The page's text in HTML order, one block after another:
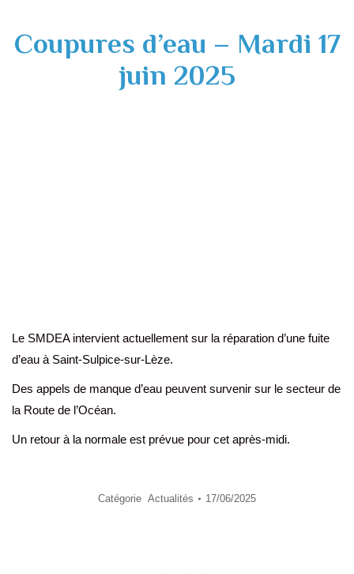
Coupures d’eau – Mardi 17
juin 2025
Le SMDEA intervient actuellement sur la réparation d’une fuite
d’eau à Saint-Sulpice-sur-Lèze.
Des appels de manque d’eau peuvent survenir sur le secteur de
la Route de l’Océan.
Un retour à la normale est prévue pour cet après-midi.
Catégorie Actualités 17/06/2025